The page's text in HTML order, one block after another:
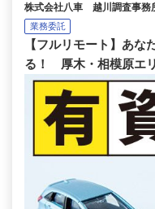
株式会社八車 越川調査事務
業務委託
【フルリモート】あ
る！ 厚木・相模原エ